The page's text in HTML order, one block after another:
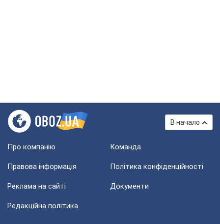
В начало
Про компанію Команда
Правова інформація Політика конфіденційності
Реклама на сайті Документи
Редакційна політика